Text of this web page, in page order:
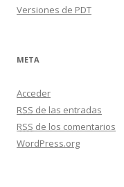
Versiones de PDT
META
Acceder
RSS de las entradas
RSS de los comentarios
WordPress.org